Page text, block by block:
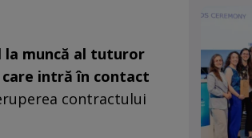
la muncă al tuturor
intră în contact
contractului